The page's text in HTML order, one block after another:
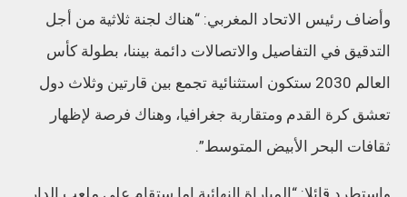
وأضاف رئيس الاتحاد المغربي: “هناك لجنة ثلاثية من أجل
التدقيق في التفاصيل والاتصالات دائمة بيننا، بطولة كأس
العالم 2030 ستكون استثنائية تجمع بين قارتين وثلاث دول
تعشق كرة القدم ومتقاربة جغرافيا، وهناك فرصة لإظهار
ثقافات البحر الأبيض المتوسط”.
واستطرد قائلا: “المباراة النهائية إما ستقام على ملعب الدار